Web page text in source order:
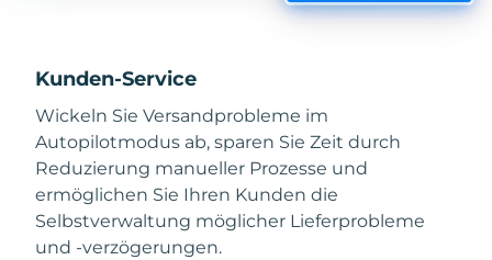
Kunden-Service
Wickeln Sie Versandprobleme im
Autopilotmodus ab, sparen Sie Zeit durch
Reduzierung manueller Prozesse und
ermöglichen Sie Ihren Kunden die
Selbstverwaltung möglicher Lieferprobleme
und -verzögerungen.